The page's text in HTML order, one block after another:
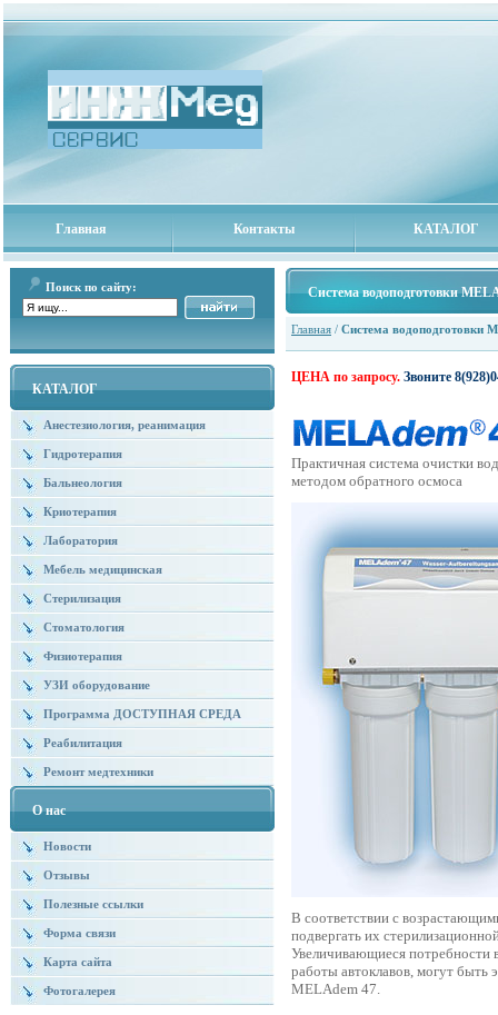
Главная Контакты КАТАЛОГ
Поиск по сайту:
КАТАЛОГ
Анестезиология, реанимация
Гидротерапия
Бальнеология
Криотерапия
Лаборатория
Мебель медицинская
Стерилизация
Стоматология
Физиотерапия
УЗИ оборудование
Программа ДОСТУПНАЯ СРЕДА
Реабилитация
Ремонт медтехники
О нас
Новости
Отзывы
Полезные ссылки
Форма связи
Карта сайта
Фотогалерея
Система водоподготовки
Главная / Система водоподготовки
ЦЕНА по запросу. Звоните
Практичная система очистки
методом обратного осмоса
В соответствии с
подвергать их
Увеличивающиеся потребности
работы автоклавов, могут быть
MELAdem 47.